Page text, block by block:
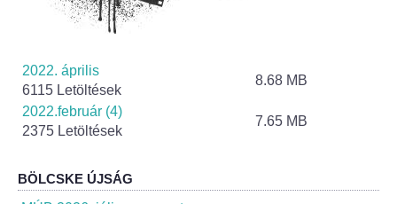
Szerződések
Helyi Esélyegyenlőség Program
Helyi Építési Szabályzat
2022. április
6115 Letöltések
8.68 MB
2022.február (4)
2375 Letöltések
7.65 MB
BÖLCSKE ÚJSÁG